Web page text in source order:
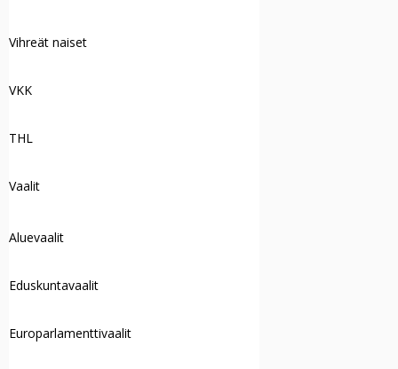
Vihreät naiset
VKK
THL
Vaalit
Aluevaalit
Eduskuntavaalit
Europarlamenttivaalit